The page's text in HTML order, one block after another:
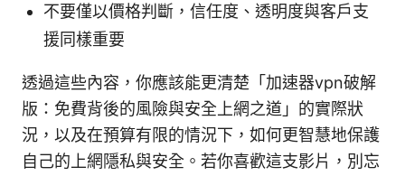
不要僅以價格判斷，信任度、透明度與客戶支
援同樣重要
透過這些內容，你應該能更清楚「加速器vpn破解
版：免費背後的風險與安全上網之道」的實際狀
況，以及在預算有限的情況下，如何更智慧地保護
自己的上網隱私與安全。若你喜歡這支影片，別忘